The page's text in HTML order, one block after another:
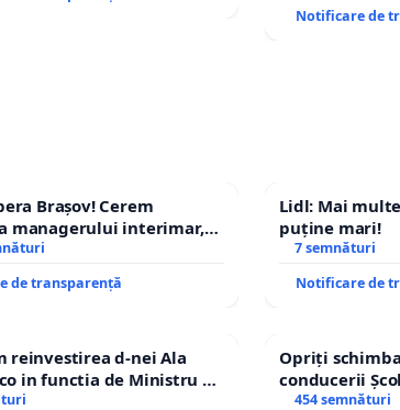
Notificare de
Brașov! Cerem
managerului interimar,
Marius!
de transparență
Lidl: Mai
puține mari!
7 semnături
Notificare de
reinvestirea d-nei Ala
in functia de Ministru al
Opriți
conducerii
454 semnături